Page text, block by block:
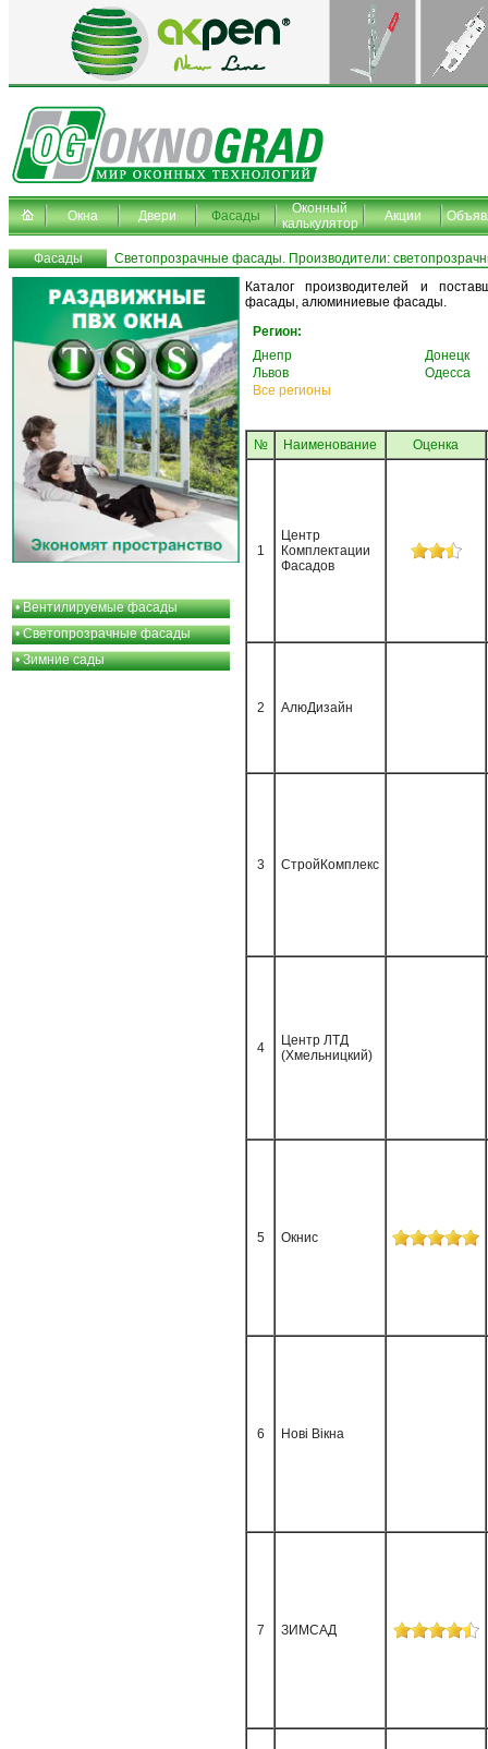
Окна Двери Фасады
Оконный
калькулятор
Акции
Фасады Светопрозрачные фасады. Производители:
•Вентилируемые фасады
•Светопрозрачные фасады
•Зимние сады
Каталог производителей и
фасады, алюминиевые фасады.
Регион:
Днепр
Донецк
Львов
Одесса
Все регионы
№ Наименование Oценка
1
Центр
Комплектации
Фасадов
2 АлюДизайн
3 СтройКомплекс
4
Центр ЛТД
(Хмельницкий)
5 Окнис
6 Нові Вікна
7 ЗИМСАД